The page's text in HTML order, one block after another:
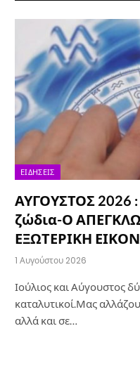
ΕΙΔΉΣΕΙΣ
ΑΥΓΟΥΣΤΟΣ 2026
ζώδια-Ο
ΕΞΩΤΕΡΙΚΗ
1 Αυγούστου 2026
Ιούλιος και Αύγουστος
καταλυτικοί.Μας
αλλά και σε…